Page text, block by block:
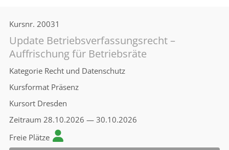
Kursnr. 20031
Update Betriebsverfassungsrecht –
Auffrischung für Betriebsräte
Kategorie Recht und Datenschutz
Kursformat Präsenz
Kursort Dresden
Zeitraum 28.10.2026 — 30.10.2026
Freie Plätze